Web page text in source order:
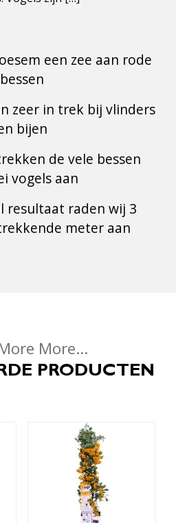
een zee aan rode
bessen
zeer in trek bij vlinders
bijen
de vele bessen
vogels aan
resultaat raden wij 3
meter aan
More...
PRODUCTEN